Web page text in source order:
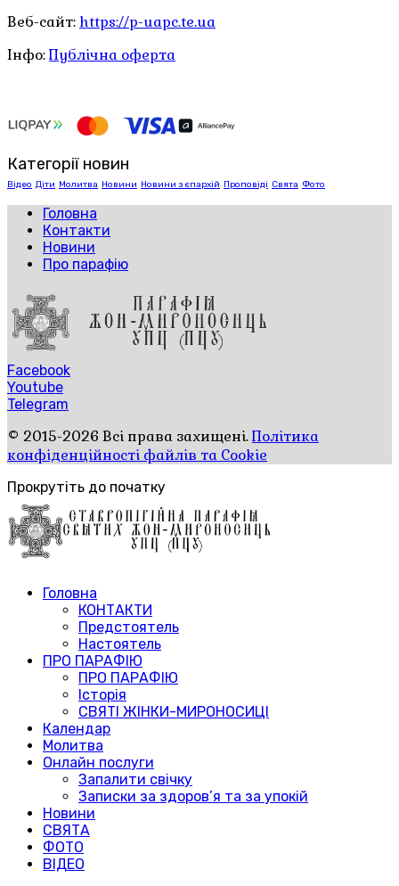
Веб-сайт: https://p-uapc.te.ua
Інфо:Публічна оферта
Категорії новин
Відео Діти Молитва Новини Новини з єпархій Проповіді Свята Фото
Головна
Контакти
Новини
Про парафію
Facebook
Youtube
Telegram
© 2015-2026 Всі права захищені.Політика
конфіденційності файлів та Cookie
Прокрутіть до початку
Головна
КОНТАКТИ
Предстоятель
Настоятель
ПРО ПАРАФІЮ
ПРО ПАРАФІЮ
Історія
СВЯТІ ЖІНКИ-МИРОНОСИЦІ
Календар
Молитва
Онлайн послуги
Запалити свічку
Записки за здоров’я та за упокій
Новини
СВЯТА
ФОТО
ВІДЕО